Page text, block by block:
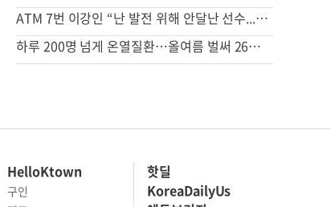
ATM 7번 이강인 “난 발전 위해 안달난 선수...120% 보여줄 것”
하루 200명 넘게 온열질환…올여름 벌써 26명 숨졌다
HelloKtown
구인
핫딜
KoreaDailyUs